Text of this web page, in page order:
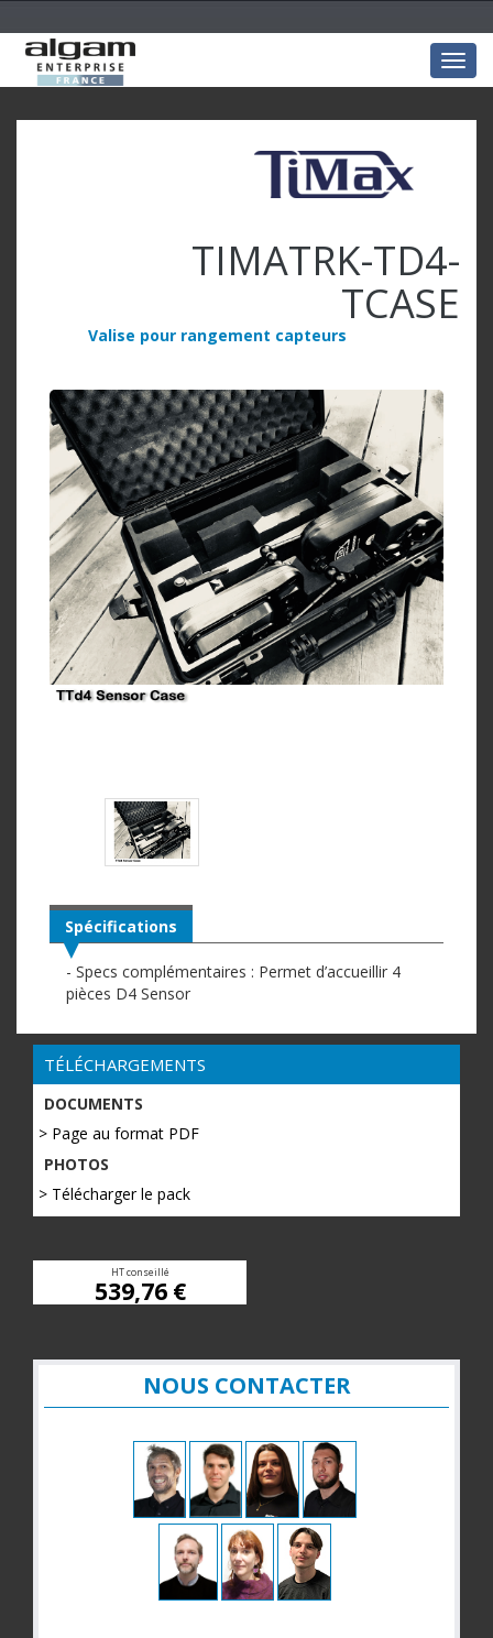
TIMATRK-TD4-
TCASE
Valise pour rangement capteurs
Spécifications
- Specs complémentaires : Permet d’accueillir 4
pièces D4 Sensor
TÉLÉCHARGEMENTS
DOCUMENTS
> Page au format PDF
PHOTOS
> Télécharger le pack
HT conseillé
539,76 €
NOUS CONTACTER